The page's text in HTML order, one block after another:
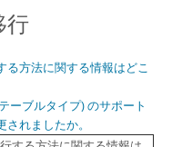
行
る方法に関する情報はどこ
ーブルタイプ) のサポート
れましたか。